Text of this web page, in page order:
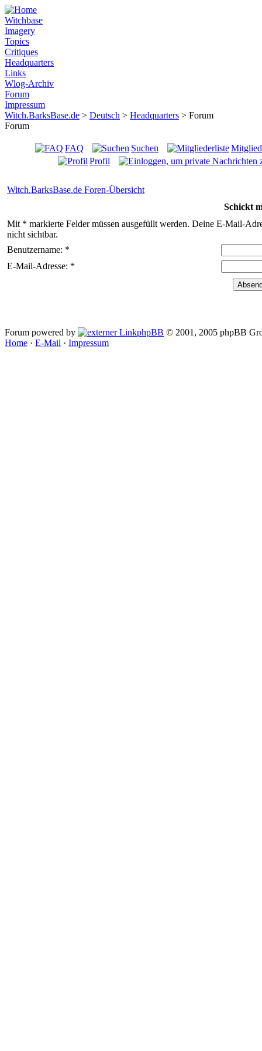
Witchbase
Imagery
Topics
Critiques
Headquarters
Links
Wlog-Archiv
Forum
Impressum
Witch.BarksBase.de > Deutsch > Headquarters > Forum
Forum
FAQ Suchen
Profil
Witch.BarksBase.de Foren-Übersicht
Schickt
Mit * markierte Felder müssen ausgefüllt werden. Deine E-Mail-
nicht sichtbar.
Benutzername: *
E-Mail-Adresse: *
Forum powered by phpBB © 2001, 2005 phpBB
Home · E-Mail · Impressum